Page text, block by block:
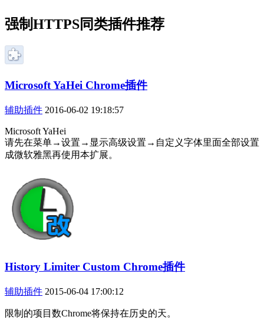
强制HTTPS同类插件推荐
Microsoft YaHei Chrome插件
辅助插件 2016-06-02 19:18:57
Microsoft YaHei
请先在菜单→设置→显示高级设置→自定义字体里面全部设置
成微软雅黑再使用本扩展。
History Limiter Custom Chrome插件
辅助插件 2015-06-04 17:00:12
限制的项目数Chrome将保持在历史​​的天。